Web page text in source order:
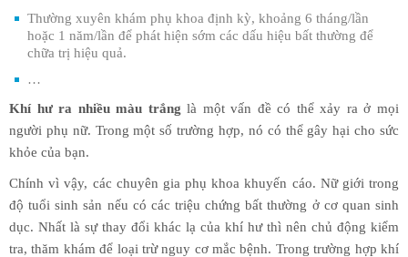
Thường xuyên khám phụ khoa định kỳ, khoảng 6 tháng/lần
hoặc 1 năm/lần để phát hiện sớm các dấu hiệu bất thường để
chữa trị hiệu quả.
…
Khí hư ra nhiều màu trắng là một vấn đề có thể xảy ra ở mọi
người phụ nữ. Trong một số trường hợp, nó có thể gây hại cho sức
khỏe của bạn.
Chính vì vậy, các chuyên gia phụ khoa khuyến cáo. Nữ giới trong
độ tuổi sinh sản nếu có các triệu chứng bất thường ở cơ quan sinh
dục. Nhất là sự thay đổi khác lạ của khí hư thì nên chủ động kiểm
tra, thăm khám để loại trừ nguy cơ mắc bệnh. Trong trường hợp khí